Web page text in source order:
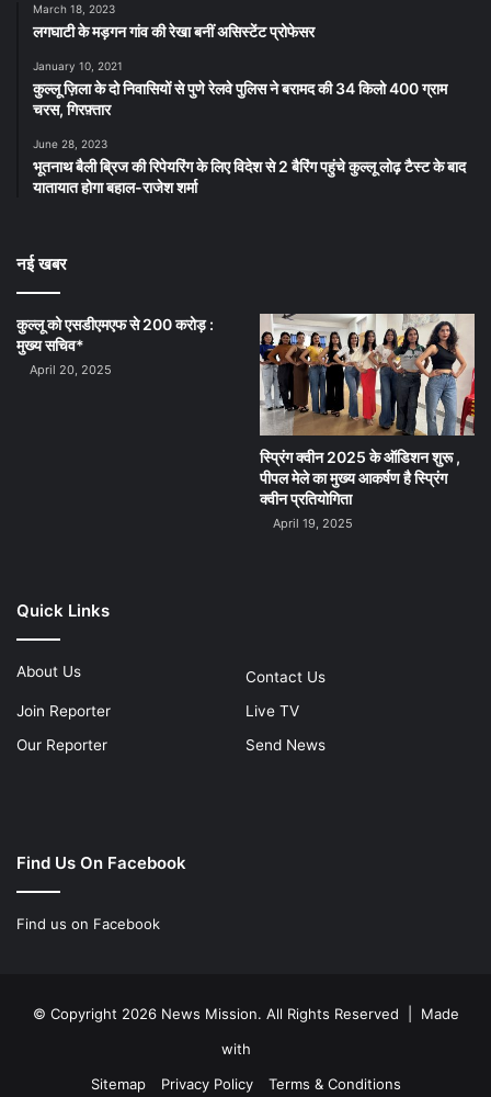
March 18, 2023
लगघाटी के मड़गन गांव की रेखा बनीं असिस्टेंट प्रोफेसर
January 10, 2021
कुल्लू ज़िला के दो निवासियों से पुणे रेलवे पुलिस ने बरामद की 34 किलो 400 ग्राम
चरस, गिरफ़्तार
June 28, 2023
भूतनाथ बैली ब्रिज की रिपेयरिंग के लिए विदेश से 2 बैरिंग पहुंचे कुल्लू लोढ़ टैस्ट के बाद
यातायात होगा बहाल-राजेश शर्मा
नई खबर
कुल्लू को एसडीएमएफ से 200 करोड़ :
मुख्य सचिव*
April 20, 2025
स्प्रिंग क्वीन 2025 के ऑडिशन शुरू ,
पीपल मेले का मुख्य आकर्षण है स्प्रिंग
क्वीन प्रतियोगिता
April 19, 2025
Quick Links
About Us
Contact Us
Join Reporter
Live TV
Our Reporter
Send News
Find Us On Facebook
Find us on Facebook
© Copyright 2026 News Mission. All Rights Reserved | Made
with
Sitemap
Privacy Policy Terms & Conditions